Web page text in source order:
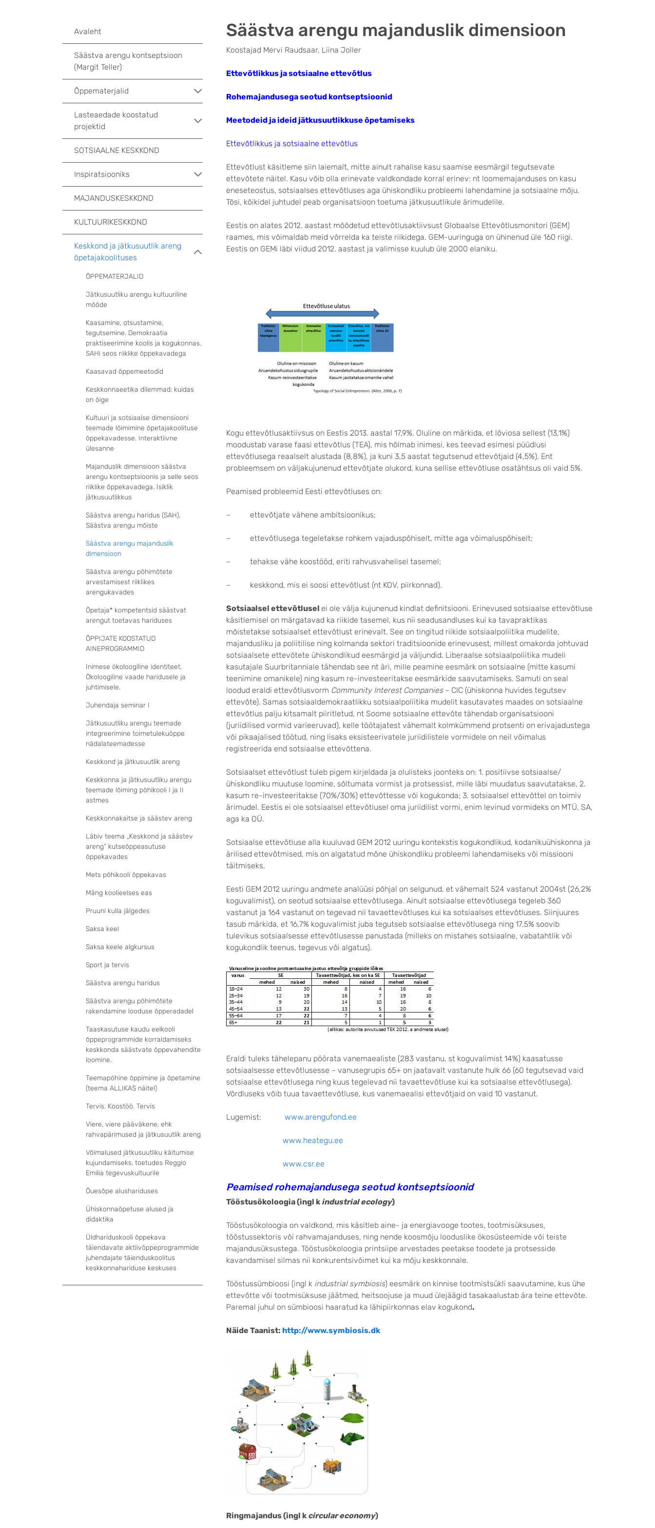
Säästva arengu majanduslik dimensioon
Koostajad Mervi Raudsaar, Liina Joller
Ettevõtlikkus ja sotsiaalne ettevõtlus
Rohemajandusega seotud kontseptsioonid
Meetodeid ja ideid jätkusuutlikkuse õpetamiseks
Ettevõtlikkus ja sotsiaalne ettevõtlus
Ettevõtlust käsitleme siin laiemalt, mitte ainult rahalise kasu saamise eesmärgil tegutsevate
ettevõtete näitel. Kasu võib olla erinevate valdkondade korral erinev: nt loomemajanduses on kasu
eneseteostus, sotsiaalses ettevõtluses aga ühiskondliku probleemi lahendamine ja sotsiaalne mõju.
Tõsi, kõikidel juhtudel peab organisatsioon toetuma jätkusuutlikule ärimudelile.
Eestis on alates 2012. aastast mõõdetud ettevõtlusaktiivsust Globaalse Ettevõtlus­monitori (GEM)
raames, mis võimaldab meid võrrelda ka teiste riikidega. GEM-uuringuga on ühinenud üle 160 riigi.
Eestis on GEMi läbi viidud 2012. aastast ja valimisse kuulub üle 2000 elaniku.
Kogu ettevõtlusaktiivsus on Eestis 2013. aastal 17,9%. Oluline on märkida, et lõviosa sellest (13,1%)
moodustab varase faasi ettevõtlus (TEA), mis hõlmab inimesi, kes teevad esimesi püüdlusi
ettevõtlusega reaalselt alustada (8,8%), ja kuni 3,5 aastat tegutsenud ettevõtjaid (4,5%). Ent
probleemsem on väljakujunenud ettevõtjate olukord, kuna sellise ettevõtluse osatähtsus oli vaid 5%.
Peamised probleemid Eesti ettevõtluses on:
– ettevõtjate vähene ambitsioonikus;
– ettevõtlusega tegeletakse rohkem vajaduspõhiselt, mitte aga võimaluspõhiselt;
– tehakse vähe koostööd, eriti rahvusvahelisel tasemel;
– keskkond, mis ei soosi ettevõtlust (nt KOV, piirkonnad).
Sotsiaalsel ettevõtlusel ei ole välja kujunenud kindlat definitsiooni. Erinevused sotsiaalse ettevõtluse
käsitlemisel on märgatavad ka riikide tasemel, kus nii seadusandluses kui ka tavapraktikas
mõistetakse sotsiaalset ettevõtlust erinevalt. See on tingitud riikide sotsiaalpoliitika mudelite,
majandusliku ja poliitilise ning kolmanda sektori traditsioonide erinevusest, millest omakorda johtuvad
sotsiaalsete ettevõtete ühiskondlikud eesmärgid ja väljundid. Liberaalse sotsiaalpoliitika mudeli
kasutajale Suurbritanniale tähendab see nt äri, mille peamine eesmärk on sotsiaalne (mitte kasumi
teenimine omanikele) ning kasum re-investeeritakse eesmärkide saavutamiseks. Samuti on seal
loodud eraldi ettevõtlusvorm Community Interest Companies– CIC (ühiskonna huvides tegutsev
ettevõte). Samas sotsiaaldemokraatlikku sotsiaalpoliitika mudelit kasutavates maades on sotsiaalne
ettevõtlus palju kitsamalt piiritletud, nt Soome sotsiaalne ettevõte tähendab organisatsiooni
(juriidilised vormid varieeruvad), kelle töötajatest vähemalt kolmkümmend protsenti on erivajadustega
või pikaajalised töötud, ning lisaks eksisteerivatele juriidilistele vormidele on neil võimalus
registreerida end sotsiaalse ettevõttena.
Sotsiaalset ettevõtlust tuleb pigem kirjeldada ja olulisteks joonteks on: 1. positiivse sotsiaalse/
ühiskondliku muutuse loomine, sõltumata vormist ja protsessist, mille läbi muudatus saavutatakse, 2.
kasum re-investeeritakse (70%/30%) ettevõttesse või kogukonda; 3. sotsiaalsel ettevõttel on toimiv
ärimudel. Eestis ei ole sotsiaalsel ettevõtlusel oma juriidilist vormi, enim levinud vormideks on MTÜ, SA,
aga ka OÜ.
Sotsiaalse ettevõtluse alla kuuluvad GEM 2012 uuringu kontekstis kogukondlikud, kodanikuühiskonna ja
ärilised ettevõtmised, mis on algatatud mõne ühiskondliku probleemi lahendamiseks või missiooni
täitmiseks.
Eesti GEM 2012 uuringu andmete analüüsi põhjal on selgunud, et vähemalt 524 vastanut 2004st (26,2%
koguvalimist), on seotud sotsiaalse ettevõtlusega. Ainult sotsiaalse ettevõtlusega tegeleb 360
vastanut ja 164 vastanut on tegevad nii tavaettevõtluses kui ka sotsiaalses ettevõtluses. Siinjuures
tasub märkida, et 16,7% koguvalimist juba tegutseb sotsiaalse ettevõtlusega ning 17,5% soovib
tulevikus sotsiaalsesse ettevõtlusesse panustada (milleks on mistahes sotsiaalne, vabatahtlik või
kogukondlik teenus, tegevus või algatus).
Eraldi tuleks tähelepanu pöörata vanemaealiste (283 vastanu, st koguvalimist 14%) kaasatusse
sotsiaalsesse ettevõtlusesse – vanusegrupis 65+ on jaatavalt vastanute hulk 66 (60 tegutsevad vaid
sotsiaalse ettevõtlusega ning kuus tegelevad nii tavaettevõtluse kui ka sotsiaalse ettevõtlusega).
Võrdluseks võib tuua tavaettevõtluse, kus vanemaealisi ettevõtjaid on vaid 10 vastanut.
Lugemist: www.arengufond.ee
www.heategu.ee
www.csr.ee
Peamised rohemajandusega seotud kontseptsioonid
Tööstusökoloogia (ingl k industrial ecology)
Tööstusökoloogia on valdkond, mis käsitleb aine- ja energiavooge tootes, tootmisüksuses,
tööstussektoris või rahvamajanduses, ning nende koosmõju looduslike ökosüsteemide või teiste
majandusüksustega. Tööstusökoloogia printsiipe arvestades peetakse toodete ja protsesside
kavandamisel silmas nii konkurentsivõimet kui ka mõju keskkonnale.
Tööstussümbioosi (ingl k industrial symbiosis) eesmärk on kinnise tootmistsükli saavutamine, kus ühe
ettevõtte või tootmisüksuse jäätmed, heitsoojuse ja muud ülejäägid tasakaalustab ära teine ettevõte.
Paremal juhul on sümbioosi haaratud ka lähipiirkonnas elav kogukond.
Näide Taanist: http://www.symbiosis.dk
Ringmajandus (ingl k circular economy)
Avaleht
Säästva arengu kontseptsioon
(Margit Teller)
Õppematerjalid
Lasteaedade koostatud
projektid
SOTSIAALNE KESKKOND
Inspiratsiooniks
MAJANDUSKESKKOND
KULTUURIKESKKOND
Keskkond ja jätkusuutlik areng
õpetajakoolituses
ÕPPEMATERJALID
Jätkusuutliku arengu kultuuriline
mõõde
Kaasamine, otsustamine,
tegutsemine. Demokraatia
praktiseerimine koolis ja kogukonnas.
SAHi seos riiklike õppekavadega
Kaasavad õppemeetodid
Keskkonnaeetika dilemmad: kuidas
on õige
Kultuuri ja sotsiaalse dimensiooni
teemade lõimimine õpetajakoolituse
õppekavadesse. Interaktiivne
ülesanne
Majanduslik dimensioon säästva
arengu kontseptsioonis ja selle seos
riiklike õppekavadega. Isiklik
jätkusuutlikkus
Säästva arengu haridus (SAH).
Säästva arengu mõiste
Säästva arengu majanduslik
dimensioon
Säästva arengu põhimõtete
arvestamisest riiklikes
arengukavades
Õpetaja* kompetentsid säästvat
arengut toetavas hariduses
ÕPPIJATE KOOSTATUD
AINEPROGRAMMID
Inimese ökoloogiline identiteet.
Ökoloogiline vaade haridusele ja
juhtimisele.
Juhendaja seminar I
Jätkusuutliku arengu teemade
integreerimine toimetulekuõppe
nädalateemadesse
Keskkond ja jätkusuutlik areng
Keskkonna ja jätkusuutliku arengu
teemade lõiming põhikooli I ja II
astmes
Keskkonnakaitse ja säästev areng
Läbiv teema „Keskkond ja säästev
areng” kutseõppeasutuse
õppekavades
Mets põhikooli õppekavas
Mäng koolieelses eas
Pruuni kulla jälgedes
Saksa keel
Saksa keele algkursus
Sport ja tervis
Säästva arengu haridus
Säästva arengu põhimõtete
rakendamine looduse õpperadadel
Taaskasutuse kaudu eelkooli
õppeprogrammide korraldamiseks
keskkonda säästvate õppevahendite
loomine.
Teemapõhine õppimine ja õpetamine
(teema ALLIKAS näitel)
Tervis. Koostöö. Tervis
Viere, viere pääväkene, ehk
rahvapärimused ja jätkusuutlik areng
Võimalused jätkusuutliku käitumise
kujundamiseks, toetudes Reggio
Emilia tegevuskultuurile
Õuesõpe alushariduses
Ühiskonnaõpetuse alused ja
didaktika
Üldhariduskooli õppekava
täiendavate aktiivõppeprogrammide
juhendajate täienduskoolitus
keskkonnahariduse keskuses